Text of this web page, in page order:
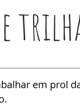
e
em prol